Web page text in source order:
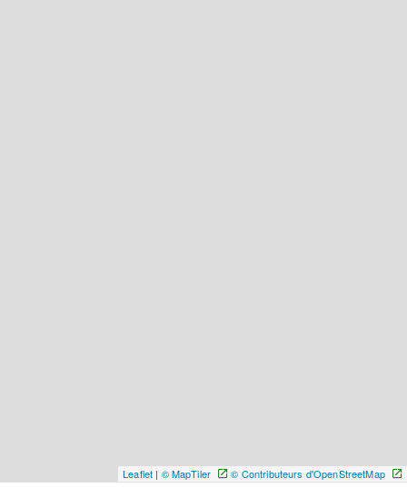
Leaflet | © MapTiler © Contributeurs d'OpenStreetMap